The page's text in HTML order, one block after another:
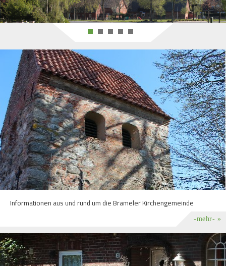
Informationen aus und rund um die Brameler Kirchengemeinde
-mehr- »